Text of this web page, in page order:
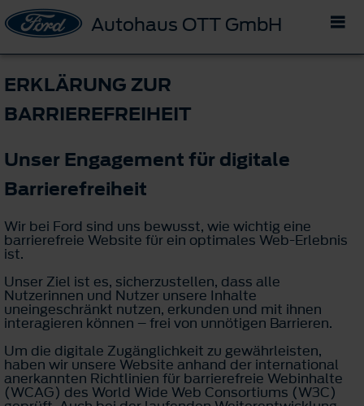
Autohaus OTT GmbH
ERKLÄRUNG ZUR
BARRIEREFREIHEIT
Unser Engagement für digitale
Barrierefreiheit
Wir bei Ford sind uns bewusst, wie wichtig eine
barrierefreie Website für ein optimales Web-Erlebnis
ist.
Unser Ziel ist es, sicherzustellen, dass alle
Nutzerinnen und Nutzer unsere Inhalte
uneingeschränkt nutzen, erkunden und mit ihnen
interagieren können – frei von unnötigen Barrieren.
Um die digitale Zugänglichkeit zu gewährleisten,
haben wir unsere Website anhand der international
anerkannten Richtlinien für barrierefreie Webinhalte
(WCAG) des World Wide Web Consortiums (W3C)